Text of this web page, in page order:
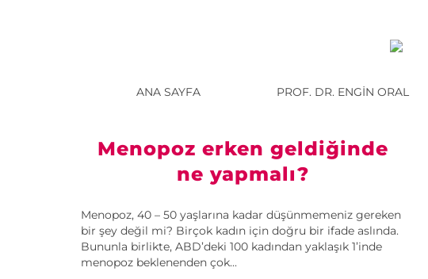
ANA SAYFA PROF. DR. ENGIN ORAL
Menopoz erken geldiğinde
ne yapmalı?
Menopoz, 40 – 50 yaşlarına kadar düşünmemeniz gereken
bir şey değil mi? Birçok kadın için doğru bir ifade aslında.
Bununla birlikte, ABD’deki 100 kadından yaklaşık 1’inde
menopoz beklenenden çok...